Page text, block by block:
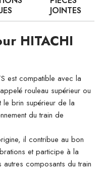
JOINTES
HITACHI
est compatible avec la
rouleau supérieur ou
le brin supérieur de la
du train de
il contribue au bon
et participe à la
composants du train